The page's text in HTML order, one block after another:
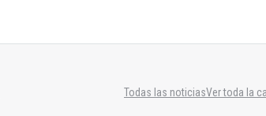
Todas las noticiasVer toda la